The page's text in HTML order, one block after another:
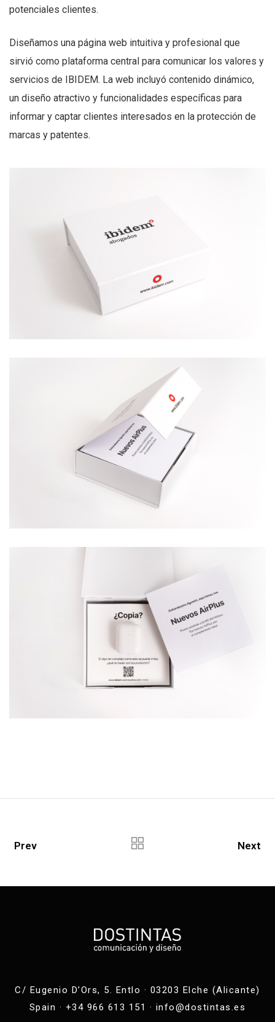
potenciales clientes.
Diseñamos una página web intuitiva y profesional que
sirvió como plataforma central para comunicar los valores y
servicios de IBIDEM. La web incluyó contenido dinámico,
un diseño atractivo y funcionalidades específicas para
informar y captar clientes interesados en la protección de
marcas y patentes.
Prev Next
C/ Eugenio D’Ors, 5. Entlo · 03203 Elche (Alicante)
Spain · +34 966 613 151 · info@dostintas.es